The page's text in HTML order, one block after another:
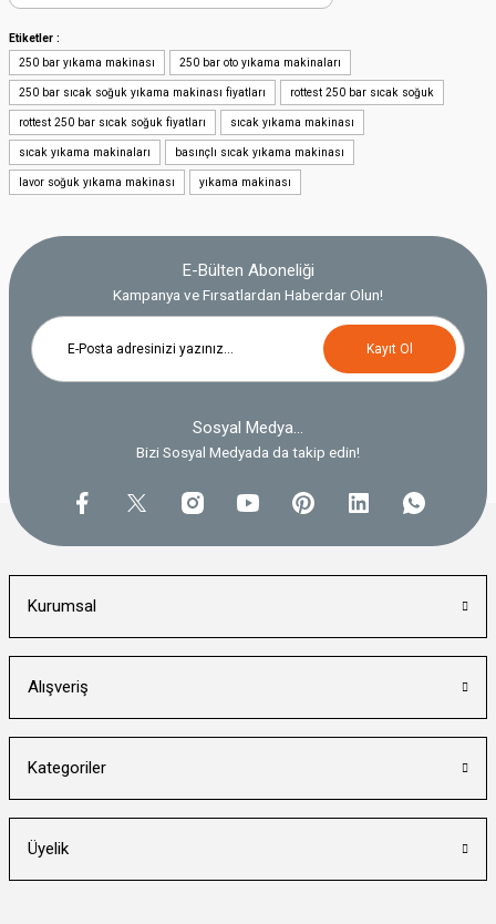
Etiketler :
250 bar yıkama makinası
250 bar oto yıkama makinaları
250 bar sıcak soğuk yıkama makinası fiyatları rottest 250 bar sıcak soğuk
rottest 250 bar sıcak soğuk fiyatları sıcak yıkama makinası
sıcak yıkama makinaları basınçlı sıcak yıkama makinası
lavor soğuk yıkama makinası yıkama makinası
E-Bülten Aboneliği
Kampanya ve Fırsatlardan Haberdar Olun!
Kayıt Ol
Sosyal Medya...
Bizi Sosyal Medyada da takip edin!
Kurumsal
Alışveriş
Kategoriler
Üyelik